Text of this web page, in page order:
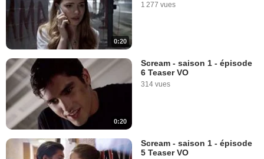
0:20
1 277 vues
0:20
Scream - saison 1 - épisode
6 Teaser VO
314 vues
Scream - saison 1 - épisode
5 Teaser VO